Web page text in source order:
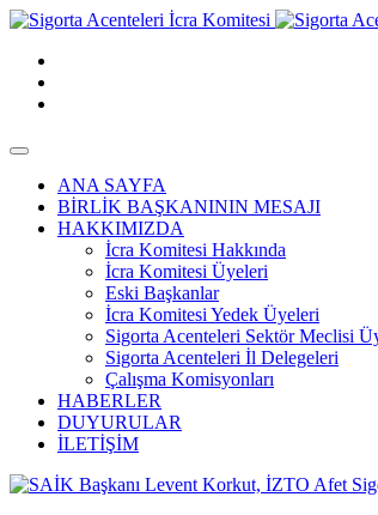
ANA SAYFA
BİRLİK BAŞKANININ MESAJI
HAKKIMIZDA
İcra Komitesi Hakkında
İcra Komitesi Üyeleri
Eski Başkanlar
İcra Komitesi Yedek Üyeleri
Sigorta Acenteleri Sektör Meclisi
Sigorta Acenteleri İl Delegeleri
Çalışma Komisyonları
HABERLER
DUYURULAR
İLETİŞİM